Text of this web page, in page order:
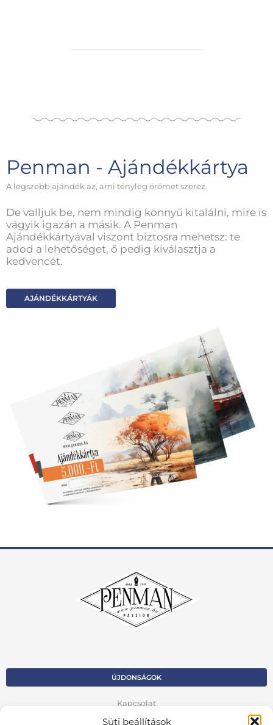
Süti beállítások
Penman - Ajándékkártya
A legszebb ajándék az, ami tényleg örömet szerez.
De valljuk be, nem mindig könnyű kitalálni, mire is
vágyik igazán a másik. A Penman
Ajándékkártyával viszont biztosra mehetsz: te
adod a lehetőséget, ő pedig kiválasztja a
kedvencét.
AJÁNDÉKKÁRTYÁK
ÚJDONSÁGOK
Kapcsolat